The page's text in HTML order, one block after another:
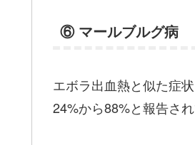
⑥ マールブルグ病
エボラ出血熱と似た症
24%から88%と報告され